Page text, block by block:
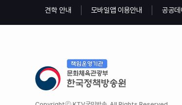
견학 안내 모바일앱 이용안내 공공데